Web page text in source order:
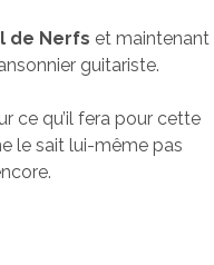
de Nerfs et maintenant
guitariste.
ce qu’il fera pour cette
le sait lui-même pas